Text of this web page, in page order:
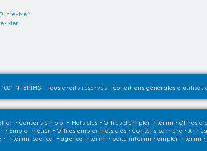
Mer
Mer
- Tous droits réservés - Conditions générales
•Conseils emploi • Mots clés •Offres d'emploi intérim •Offres
• Emploi métier •Offres emploi mots clés •Conseils carrière •
interim, cdd, cdi • agence interim • boite interim • emploi interim •